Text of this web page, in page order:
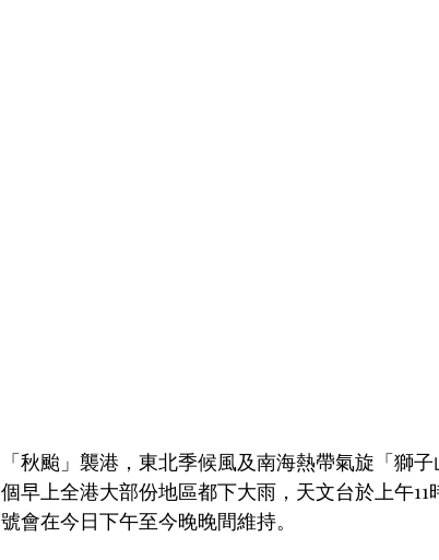
「秋颱」襲港，東北季候風及南海熱帶氣旋「獅
個早上全港大部份地區都下大雨，天文台於上午
號會在今日下午至今晚晚間維持。